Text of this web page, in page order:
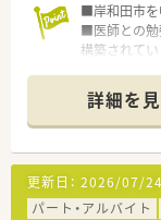
■岸和田市を
■医師との勉
構築されてい
だけます。
■独立開業
詳細を
更新日： 2026/07/24
パート・アルバイト